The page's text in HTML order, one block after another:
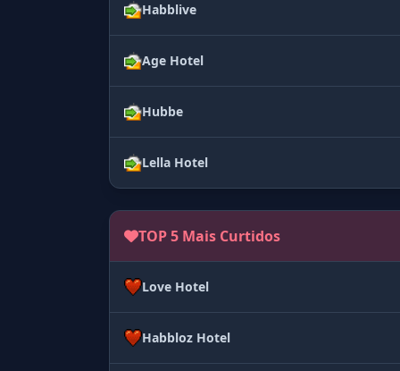
Habblive
Age Hotel
Hubbe
Lella Hotel
TOP 5 Mais Curtidos
Love Hotel
Habbloz Hotel